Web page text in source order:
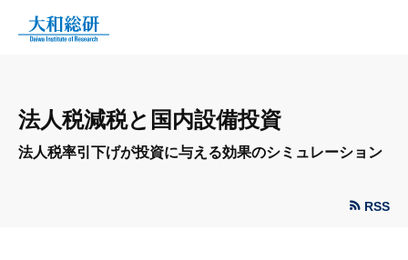
法人税減税と国内設備投資
法人税率引下げが投資に与える効果のシミュレーション
RSS